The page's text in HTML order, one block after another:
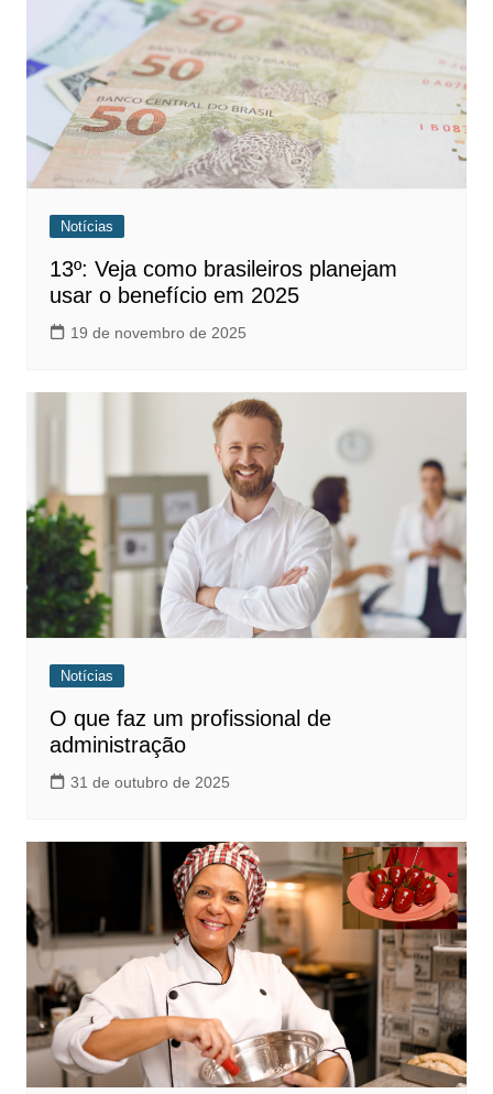
Notícias
13º: Veja como brasileiros planejam
usar o benefício em 2025
19 de novembro de 2025
Notícias
O que faz um profissional de
administração
31 de outubro de 2025